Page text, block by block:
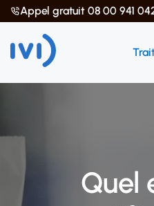
Appel gratuit 08 00 941
Quel